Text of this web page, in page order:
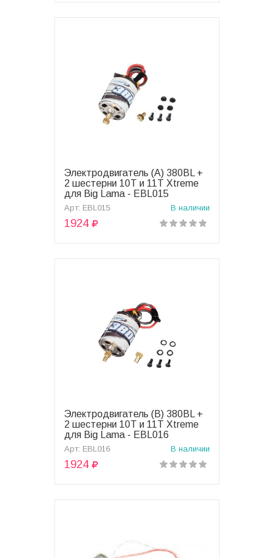
В корзину
Электродвигатель (A) 380BL +
2 шестерни 10T и 11T Xtreme
для Big Lama - EBL015
Арт: EBL015 В наличии
1924
В корзину
Электродвигатель (B) 380BL +
2 шестерни 10T и 11T Xtreme
для Big Lama - EBL016
Арт: EBL016 В наличии
1924